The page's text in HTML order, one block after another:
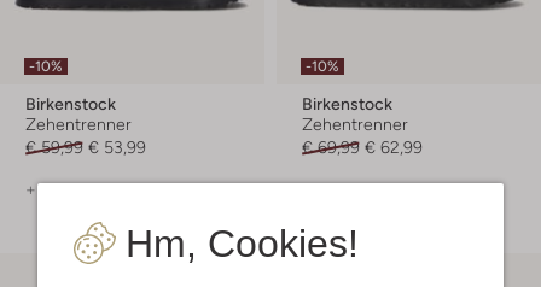
Hm, Cookies!
-10%
Birkenstock
Zehentrenner
€ 59,99 € 53,99
+ mehr farben
-10%
Birkenstock
Zehentrenner
€ 69,99 € 62,99